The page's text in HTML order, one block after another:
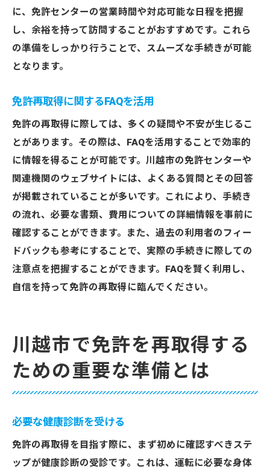
に、免許センターの営業時間や対応可能な日程を把握
し、余裕を持って訪問することがおすすめです。これら
の準備をしっかり行うことで、スムーズな手続きが可能
となります。
免許再取得に関するFAQを活用
免許の再取得に際しては、多くの疑問や不安が生じるこ
とがあります。その際は、FAQを活用することで効率的
に情報を得ることが可能です。川越市の免許センターや
関連機関のウェブサイトには、よくある質問とその回答
が掲載されていることが多いです。これにより、手続き
の流れ、必要な書類、費用についての詳細情報を事前に
確認することができます。また、過去の利用者のフィー
ドバックも参考にすることで、実際の手続きに際しての
注意点を把握することができます。FAQを賢く利用し、
自信を持って免許の再取得に臨んでください。
川越市で免許を再取得する
ための重要な準備とは
必要な健康診断を受ける
免許の再取得を目指す際に、まず初めに確認すべきステ
ップが健康診断の受診です。これは、運転に必要な身体